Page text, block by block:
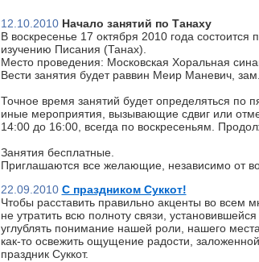
12.10.2010 Начало занятий по Танаху
В воскресенье 17 октября 2010 года
изучению Писания (Танах).
Место проведения: Московская Хоральная
Вести занятия будет раввин Меир Маневич,
Точное время занятий будет определяться по
иные мероприятия, вызывающие сдвиг или
14:00 до 16:00, всегда по воскресеньям.
Занятия бесплатные.
Приглашаются все желающие, независимо от
22.09.2010 С праздником Суккот!
Чтобы расставить правильно акценты во всем
не утратить всю полноту связи,
углублять понимание нашей роли, нашего
как-то освежить ощущение радости,
праздник Суккот.